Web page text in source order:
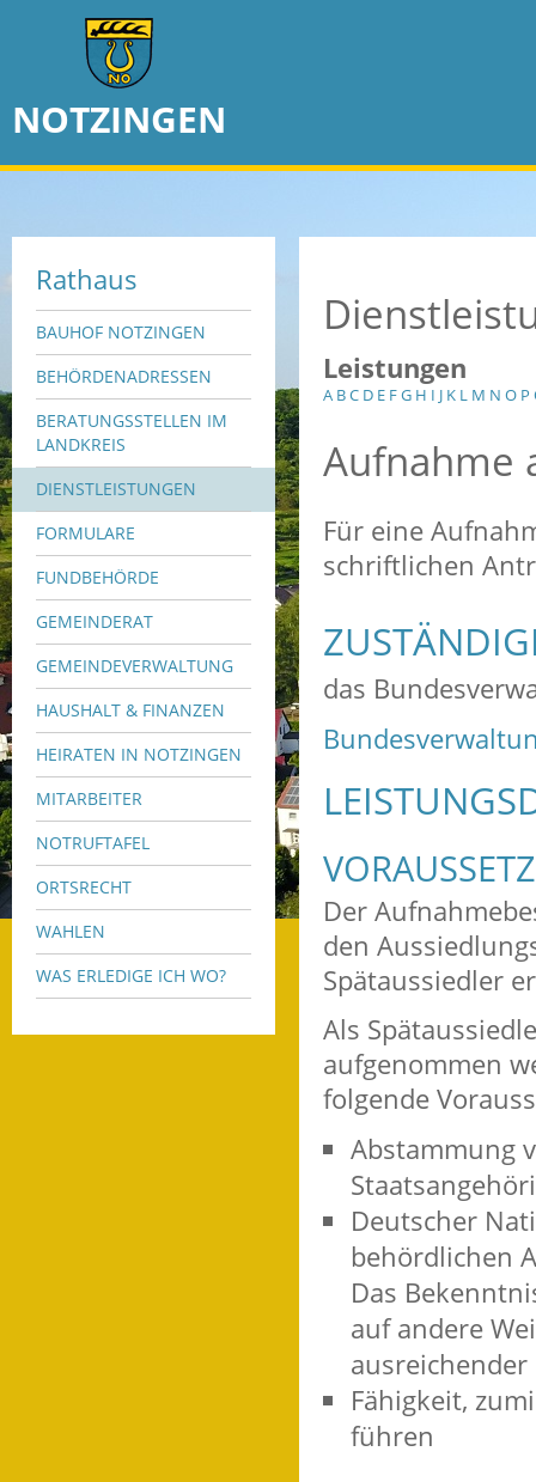
NOTZINGEN
Rathaus
BAUHOF NOTZINGEN
BEHÖRDENADRESSEN
BERATUNGSSTELLEN IM
LANDKREIS
DIENSTLEISTUNGEN
FORMULARE
FUNDBEHÖRDE
GEMEINDERAT
GEMEINDEVERWALTUNG
HAUSHALT & FINANZEN
HEIRATEN IN NOTZINGEN
MITARBEITER
NOTRUFTAFEL
ORTSRECHT
WAHLEN
WAS ERLEDIGE ICH WO?
Leistungen
A BC D E FG H I J K L M N O P
Aufnahme
Für eine
schriftlichen
das
Der
den
Spätaussiedler
Als
aufgenommen
folgende
Abstammung
Deutscher
behördlichen
Das
auf andere
Fähigkeit,
führen